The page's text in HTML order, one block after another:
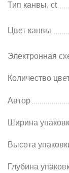
Тип канвы, ct
Цвет канвы
Электронная
Количество
Автор
Ширина
Высота
Глубина